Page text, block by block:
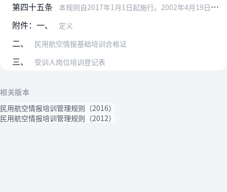
第四十五条
本规则自2017年1月1日起施行。2002年4月19日起施行的《民用航空航行情报人员岗位培训管理规定》（民航总局令第106号）同时废止。
附件：一、 定义
二、 民用航空情报基础培训合格证
三、 受训人岗位培训登记表
相关版本
民用航空情报培训管理规则（2016）
民用航空情报培训管理规则（2012）